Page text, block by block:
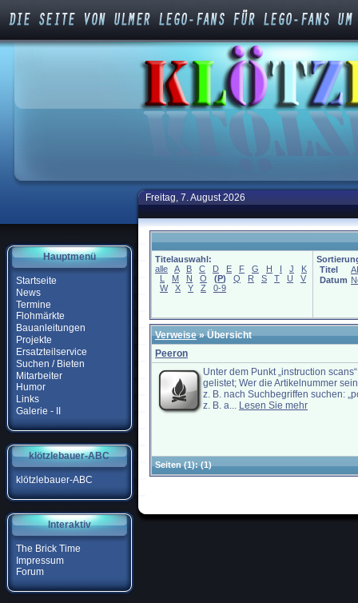
Hauptmenü
Startseite
News
Termine
Flohmärkte
Bauanleitungen
Projekte
Ersatzteilservice
Suchen / Bieten
Mitarbeiter
Humor
Links
Galerie - II
klötzlebauer-ABC
klötzlebauer-ABC
Interaktiv
The Brick Time
Impressum
Forum
Freitag, 7. August 2026
Titelauswahl:
alle
A B C D E F G H I J
K
L
M N O (P) Q R S T U
V
W
X Y Z 0-9
Titel
Datum
Verweise» Übersicht
Peeron
Unter dem Punkt „instruction
gelistet; Wer die Artikelnummer
z. B. nach Suchbegriffen suchen:
z. B. a... Lesen Sie mehr
Seiten(1):(1)